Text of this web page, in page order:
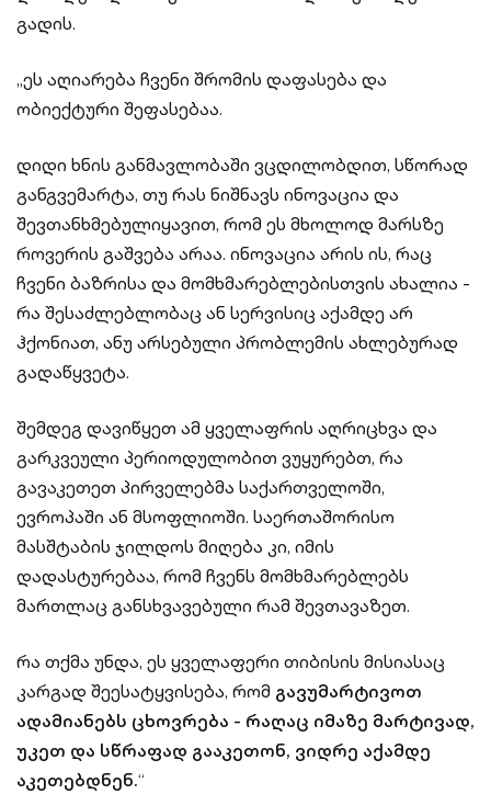
გადის.
„ეს აღიარება ჩვენი შრომის დაფასება და
ობიექტური შეფასებაა.
დიდი ხნის განმავლობაში ვცდილობდით, სწორად
განგვემარტა, თუ რას ნიშნავს ინოვაცია და
შევთანხმებულიყავით, რომ ეს მხოლოდ მარსზე
როვერის გაშვება არაა. ინოვაცია არის ის, რაც
ჩვენი ბაზრისა და მომხმარებლებისთვის ახალია -
რა შესაძლებლობაც ან სერვისიც აქამდე არ
ჰქონიათ, ანუ არსებული პრობლემის ახლებურად
გადაწყვეტა.
შემდეგ დავიწყეთ ამ ყველაფრის აღრიცხვა და
გარკვეული პერიოდულობით ვუყურებთ, რა
გავაკეთეთ პირველებმა საქართველოში,
ევროპაში ან მსოფლიოში. საერთაშორისო
მასშტაბის ჯილდოს მიღება კი, იმის
დადასტურებაა, რომ ჩვენს მომხმარებლებს
მართლაც განსხვავებული რამ შევთავაზეთ.
რა თქმა უნდა, ეს ყველაფერი თიბისის მისიასაც
კარგად შეესატყვისება, რომ გავუმარტივოთ
ადამიანებს ცხოვრება - რაღაც იმაზე მარტივად,
უკეთ და სწრაფად გააკეთონ, ვიდრე აქამდე
აკეთებდნენ.“